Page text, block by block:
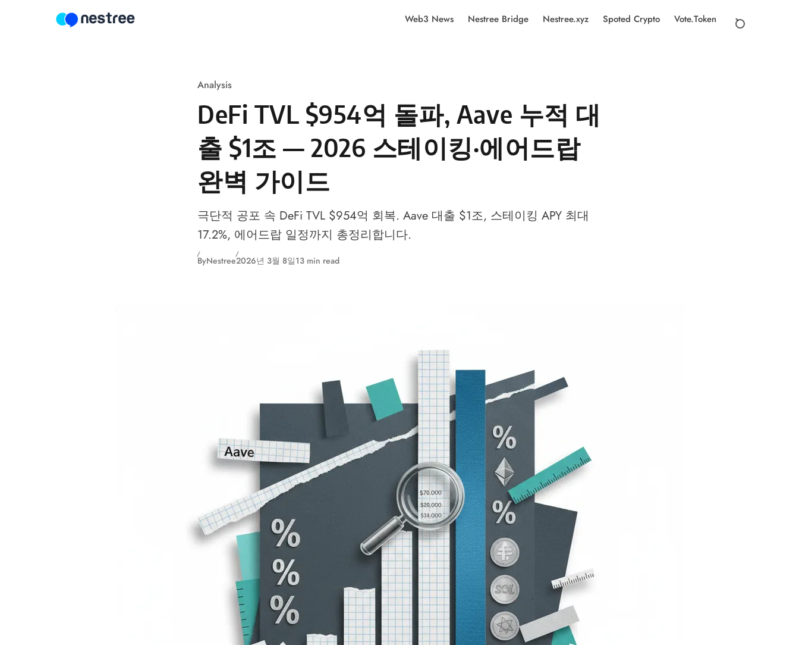
Web3 News Nestree Bridge Nestree.xyz Spoted Crypto Vote.Token
Analysis
DeFi TVL $954억 돌파, Aave 누적 대
출 $1조 — 2026 스테이킹·에어드랍
완벽 가이드
극단적 공포 속 DeFi TVL $954억 회복. Aave 대출 $1조, 스테이킹 APY 최대
17.2%, 에어드랍 일정까지 총정리합니다.
ByNestree2026년 3월 8일13 min read